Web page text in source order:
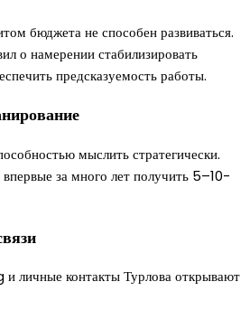
бюджета не способен развиваться.
о намерении стабилизировать
предсказуемость работы.
мыслить стратегически.
за много лет получить 5–10-
личные контакты Турлова открывают